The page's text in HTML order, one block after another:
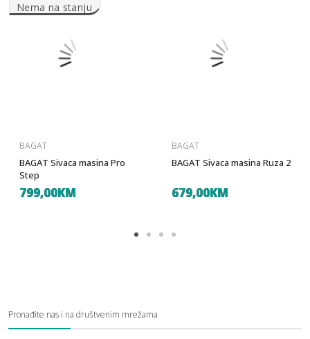
Nema na stanju
BAGAT
BAGAT Sivaca masina Pro
Step
799,00KM
BAGAT
BAGAT Sivaca masina Ruza 2
679,00KM
Pronađite nas i na društvenim mrežama